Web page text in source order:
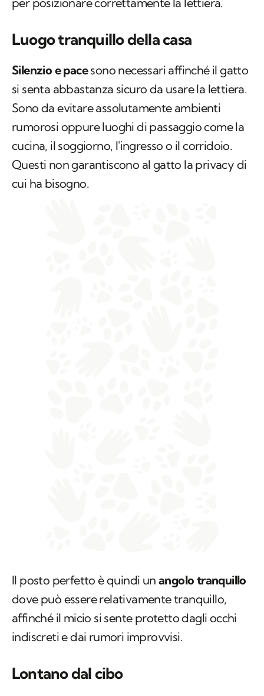
Luogo tranquillo della casa
Silenzio e pacesono necessari affinché il gatto
si senta abbastanza sicuro da usare la lettiera.
Sono da evitare assolutamente ambienti
rumorosi oppure luoghi di passaggio come la
cucina, il soggiorno, l'ingresso o il corridoio.
Questi non garantiscono al gatto la privacy di
cui ha bisogno.
Il posto perfetto è quindi un angolo tranquillo
dove può essere relativamente tranquillo,
affinché il micio si sente protetto dagli occhi
indiscreti e dai rumori improvvisi.
Lontano dal cibo